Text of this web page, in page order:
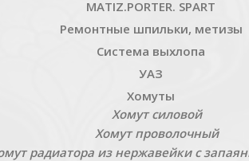
MATIZ.PORTER. SPART
Ремонтные шпильки, метизы
Система выхлопа
УАЗ
Хомуты
Хомут силовой
Хомут проволочный
радиатора из нержавейки с